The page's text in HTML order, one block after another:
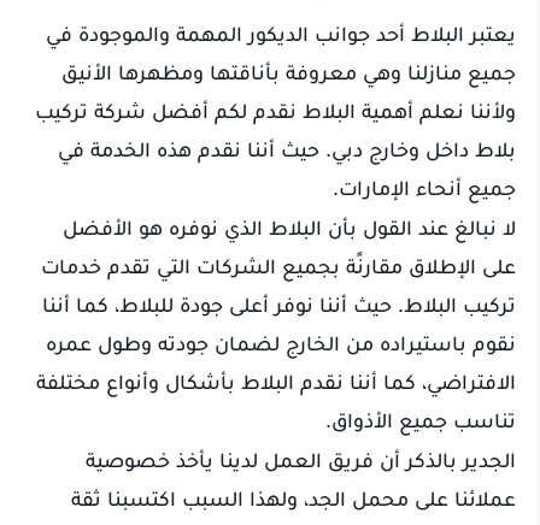
يعتبر البلاط أحد جوانب الديكور المهمة والموجودة في
جميع منازلنا وهي معروفة بأناقتها ومظهرها الأنيق
ولأننا نعلم أهمية البلاط نقدم لكم أفضل شركة تركيب
بلاط داخل وخارج دبي. حيث أننا نقدم هذه الخدمة في
جميع أنحاء الإمارات.
لا نبالغ عند القول بأن البلاط الذي نوفره هو الأفضل
على الإطلاق مقارنًة بجميع الشركات التي تقدم خدمات
تركيب البلاط. حيث أننا نوفر أعلى جودة للبلاط، كما أننا
نقوم باستيراده من الخارج لضمان جودته وطول عمره
الافتراضي، كما أننا نقدم البلاط بأشكال وأنواع مختلفة
تناسب جميع الأذواق.
الجدير بالذكر أن فريق العمل لدينا يأخذ خصوصية
عملائنا على محمل الجد، ولهذا السبب اكتسبنا ثقة